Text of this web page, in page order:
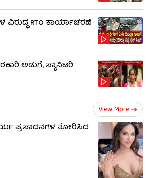
ವಿರುದ್ಧ RTO ಕಾರ್ಯಾಚರಣೆ
ಅಡುಗೆ, ಸ್ಯಾನಿಟರಿ
View More
ಪ್ರಸಾಧನಗಳ ತೋರಿಸಿದ